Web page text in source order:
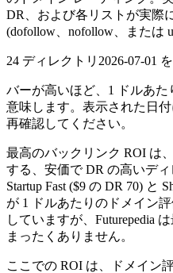
DR、および各リストが実際
(dofollow、nofollow、または
24 ディレクトリ 2026-07-01
バーが高いほど、1 ドルあ
意味します。表示された日
再確認してください。
最高のバックリンク ROI は
する、安価で DR の高いデ
Startup Fast ($9 の DR 70) と
が 1 ドルあたりのドメイン
していますが、Futurepedia
まったくありません。
ここでの ROI は、ドメイン